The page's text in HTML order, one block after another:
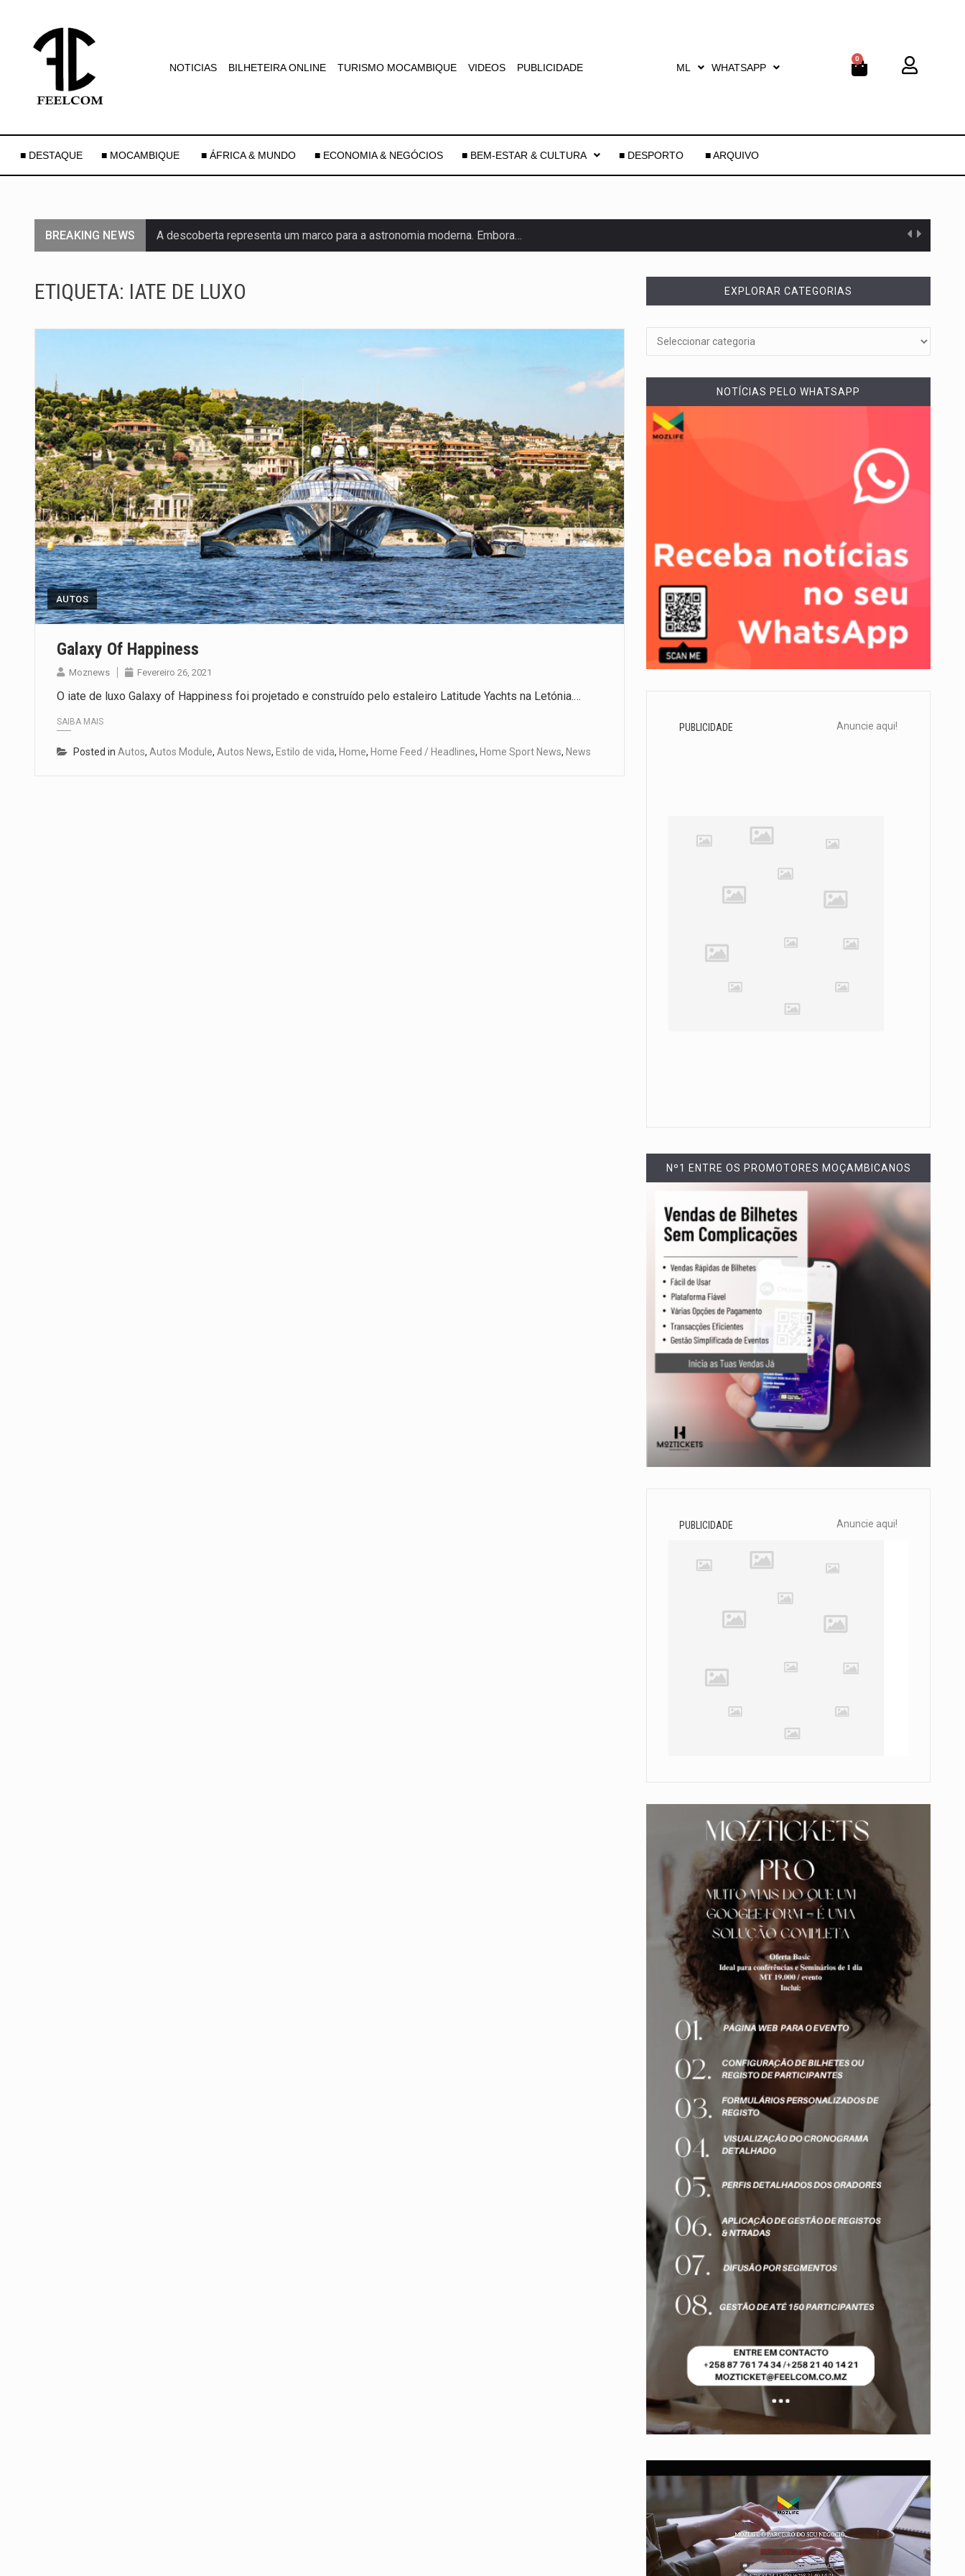
NOTICIAS BILHETEIRA ONLINE TURISMO MOCAMBIQUE VIDEOS PUBLICIDADE ML WHATSAPP
0
■ DESTAQUE ■ MOCAMBIQUE ■ ÁFRICA & MUNDO ■ ECONOMIA & NEGÓCIOS ■ BEM-ESTAR & CULTURA ■ DESPORTO ■ ARQUIVO
BREAKING NEWS A descoberta representa um marco para a astronomia moderna. Embora…
De acordo com as autoridades de saúde da Faixa de…
O pagamento marca o desfecho de um dos processos mais…
O programa, cuja implementação está prevista entre abril de 2026…
A nova legislação estabelece um prazo de 180 dias para…
O Departamento de Estado norte-americano confirmou que cidadãos dos Estados…
A final coloca frente a frente duas equipas que chegaram…
ETIQUETA: IATE DE LUXO
AUTOS
Galaxy Of Happiness
Moznews Fevereiro 26, 2021
O iate de luxo Galaxy of Happiness foi projetado e construído pelo estaleiro Latitude Yachts na Letónia.…
SAIBA MAIS
Posted in Autos, Autos Module, Autos News, Estilo de vida, Home, Home Feed / Headlines, Home Sport News, News
EXPLORAR CATEGORIAS
NOTÍCIAS PELO WHATSAPP
PUBLICIDADE Anuncie aqui!
Nº1 ENTRE OS PROMOTORES MOÇAMBICANOS
PUBLICIDADE Anuncie aqui!